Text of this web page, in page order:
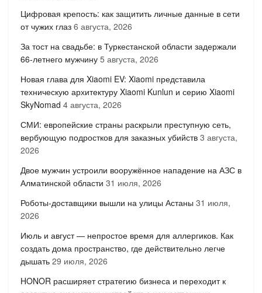
Цифровая крепость: как защитить личные данные в сети
от чужих глаз 6 августа, 2026
За тост на свадьбе: в Туркестанской области задержали
66-летнего мужчину 5 августа, 2026
Новая глава для Xiaomi EV: Xiaomi представила
техническую архитектуру Xiaomi Kunlun и серию Xiaomi
SkyNomad 4 августа, 2026
СМИ: европейские страны раскрыли преступную сеть,
вербующую подростков для заказных убийств 3 августа,
2026
Двое мужчин устроили вооружённое нападение на АЗС в
Алматинской области 31 июля, 2026
Роботы-доставщики вышли на улицы Астаны 31 июля,
2026
Июль и август — непростое время для аллергиков. Как
создать дома пространство, где действительно легче
дышать 29 июля, 2026
HONOR расширяет стратегию бизнеса и переходит к